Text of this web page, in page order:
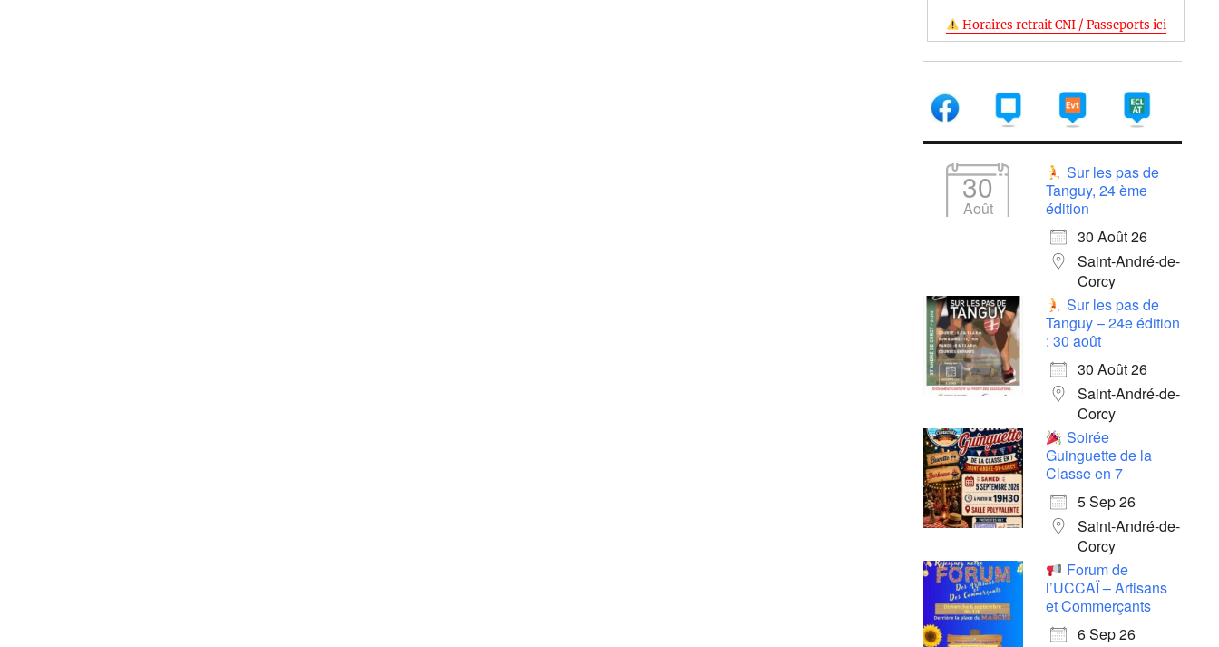
Horaires retrait CNI / Passeports ici
30
Août
Sur les pas de
Tanguy, 24 ème
édition
30 Août 26
Saint-André-de-
Corcy
Sur les pas de
Tanguy – 24e édition
: 30 août
30 Août 26
Saint-André-de-
Corcy
Soirée
Guinguette de la
Classe en 7
5 Sep 26
Saint-André-de-
Corcy
Forum de
l’UCCAÏ – Artisans
et Commerçants
6 Sep 26